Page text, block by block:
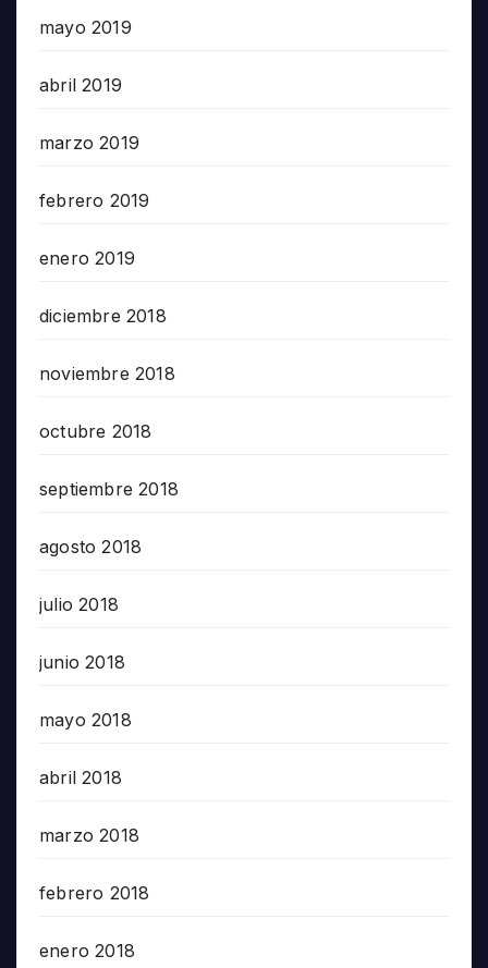
mayo 2019
abril 2019
marzo 2019
febrero 2019
enero 2019
diciembre 2018
noviembre 2018
octubre 2018
septiembre 2018
agosto 2018
julio 2018
junio 2018
mayo 2018
abril 2018
marzo 2018
febrero 2018
enero 2018